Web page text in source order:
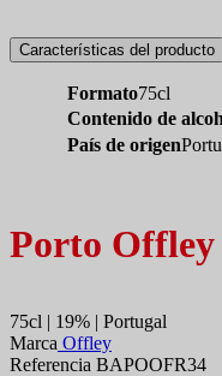
Características del producto
Formato75cl
Contenido de
País de origen
Porto Offley
75cl | 19% | Portugal
Marca Offley
Referencia BAPOOFR34